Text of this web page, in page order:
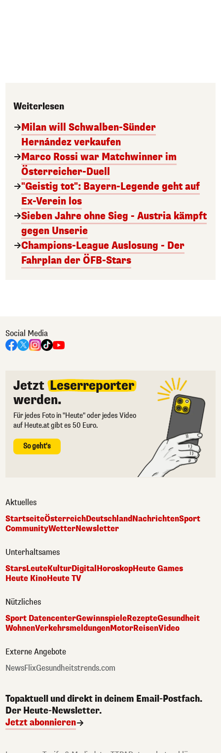
Weiterlesen
Milan will Schwalben-Sünder
Hernández verkaufen
Marco Rossi war Matchwinner im
Österreicher-Duell
"Geistig tot": Bayern-Legende geht auf
Ex-Verein los
Sieben Jahre ohne Sieg - Austria kämpft
gegen Unserie
Champions-League Auslosung - Der
Fahrplan der ÖFB-Stars
Social Media
Jetzt Leserreporter
werden.
Für jedes Foto in "Heute" oder jedes Video
auf Heute.at gibt es 50 Euro.
So geht's
Aktuelles
StartseiteÖsterreichDeutschlandNachrichtenSport
CommunityWetterNewsletter
Unterhaltsames
StarsLeuteKulturDigital HoroskopHeute Games
Heute KinoHeute TV
Nützliches
Sport DatencenterGewinnspieleRezepteGesundheit
WohnenVerkehrsmeldungenMotorReisenVideo
Externe Angebote
NewsFlixGesundheitstrends.com
Topaktuell und direkt in deinem Email-Postfach.
Der Heute-Newsletter.
Jetzt abonnieren